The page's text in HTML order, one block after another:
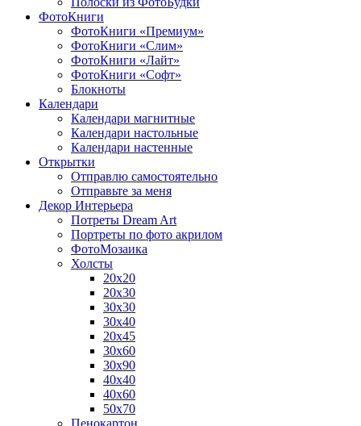
ФотоКниги
ФотоКниги «Премиум»
ФотоКниги «Слим»
ФотоКниги «Лайт»
ФотоКниги «Софт»
Блокноты
Календари
Календари магнитные
Календари настольные
Календари настенные
Открытки
Отправлю самостоятельно
Отправьте за меня
Декор Интерьера
Потреты Dream Art
Портреты по фото акрилом
ФотоМозаика
Холсты
20х20
20х30
30х30
30х40
20х45
30х60
30х90
40х40
40х60
50х70
Пенокартон